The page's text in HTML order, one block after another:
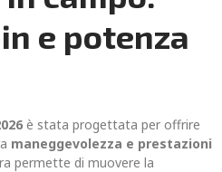
e potenza
è stata progettata per offrire
maneggevolezza e prestazioni
permette di muovere la